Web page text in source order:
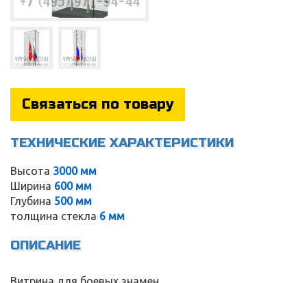
Связаться по товару
ТЕХНИЧЕСКИЕ ХАРАКТЕРИСТИКИ
Высота 3000 мм
Ширина 600 мм
Глубина 500 мм
толщина стекла 6 мм
ОПИСАНИЕ